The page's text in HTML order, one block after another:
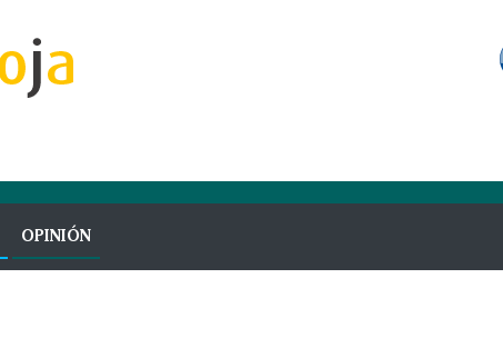
OPINIÓN